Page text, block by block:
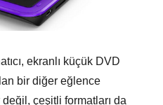
ekranlı küçük DVD
bir diğer eğlence
çeşitli formatları da